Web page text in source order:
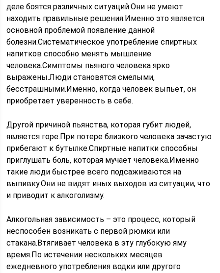
деле боятся различных ситуаций.Они не умеют
находить правильные решения.Именно это является
основной проблемой появление данной
болезни.Систематическое употребление спиртных
напитков способно менять мышление
человека.Симптомы пьяного человека ярко
выражены.Люди становятся смелыми,
бесстрашными.Именно, когда человек выпьет, он
приобретает уверенность в себе.
Другой причиной пьянства, которая губит людей,
является горе.При потере близкого человека зачастую
прибегают к бутылке.Спиртные напитки способны
приглушать боль, которая мучает человека.Именно
такие люди быстрее всего подсаживаются на
выпивку.Они не видят иных выходов из ситуации, что
и приводит к алкоголизму.
Алкогольная зависимость – это процесс, который
неспособен возникать с первой рюмки или
стакана.Втягивает человека в эту глубокую яму
время.По истечении нескольких месяцев
ежедневного употребления водки или другого